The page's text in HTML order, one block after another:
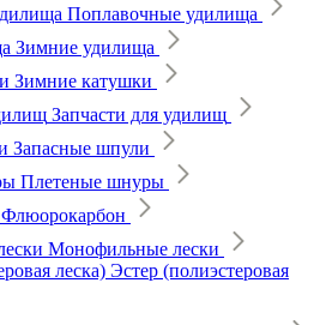
Поплавочные удилища
Зимние удилища
Зимние катушки
Запчасти для удилищ
Запасные шпули
Плетеные шнуры
Флюорокарбон
Монофильные лески
Эстер (полиэстеровая